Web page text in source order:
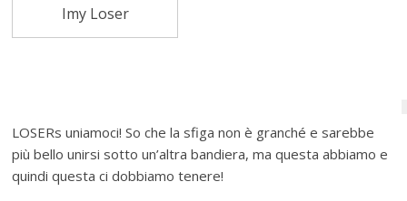
Imy Loser
LOSERs uniamoci! So che la sfiga non è granché e sarebbe
più bello unirsi sotto un’altra bandiera, ma questa abbiamo e
quindi questa ci dobbiamo tenere!